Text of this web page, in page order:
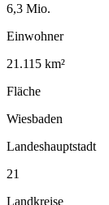
6,3 Mio.
Einwohner
21.115 km²
Fläche
Wiesbaden
Landeshauptstadt
21
Landkreise